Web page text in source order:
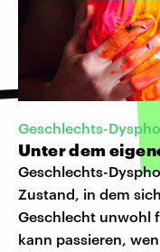
Geschlechts-
Unter dem
Geschlechts-
Zustand, in dem
Geschlecht unwohl
kann passieren,